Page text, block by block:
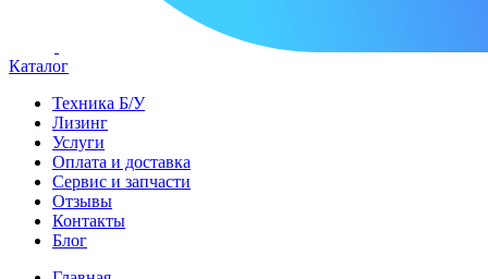
Каталог
Техника Б/У
Лизинг
Услуги
Оплата и доставка
Сервис и запчасти
Отзывы
Контакты
Блог